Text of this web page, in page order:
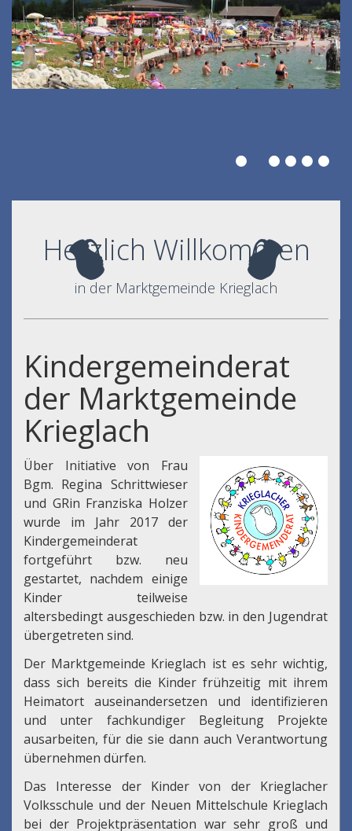
Herzlich Willkommen
in der Marktgemeinde Krieglach
Kindergemeinderat
der Marktgemeinde
Krieglach
Über Initiative von Frau
Bgm. Regina Schrittwieser
und GRin Franziska Holzer
wurde im Jahr 2017 der
Kindergemeinderat
fortgeführt bzw. neu
gestartet, nachdem einige
Kinder teilweise
altersbedingt ausgeschieden bzw. in den Jugendrat
übergetreten sind.
Der Marktgemeinde Krieglach ist es sehr wichtig,
dass sich bereits die Kinder frühzeitig mit ihrem
Heimatort auseinandersetzen und identifizieren
und unter fachkundiger Begleitung Projekte
ausarbeiten, für die sie dann auch Verantwortung
übernehmen dürfen.
Das Interesse der Kinder von der Krieglacher
Volksschule und der Neuen Mittelschule Krieglach
bei der Projektpräsentation war sehr groß und